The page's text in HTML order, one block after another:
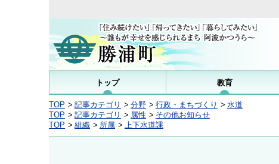
トップ 教育
TOP 記事カテゴリ 分野 行政・まちづくり
水道
TOP
記事カテゴリ 属性
その他お知らせ
TOP
組織 所属 上下水道課